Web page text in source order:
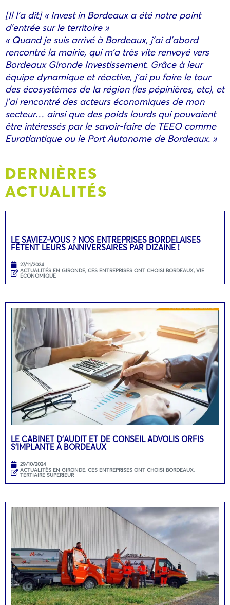
[Il l’a dit] « Invest in Bordeaux a été notre point
d’entrée sur le territoire »
« Quand je suis arrivé à Bordeaux, j’ai d’abord
rencontré la mairie, qui m’a très vite renvoyé vers
Bordeaux Gironde Investissement. Grâce à leur
équipe dynamique et réactive, j’ai pu faire le tour
des écosystèmes de la région (les pépinières, etc), et
j’ai rencontré des acteurs économiques de mon
secteur… ainsi que des poids lourds qui pouvaient
être intéressés par le savoir-faire de TEEO comme
Euratlantique ou le Port Autonome de Bordeaux. »
DERNIÈRES
ACTUALITÉS
LE SAVIEZ-VOUS ? NOS ENTREPRISES BORDELAISES
FÊTENT LEURS ANNIVERSAIRES PAR DIZAINE !
27/11/2024
ACTUALITÉS EN GIRONDE, CES ENTREPRISES ONT CHOISI BORDEAUX, VIE
ÉCONOMIQUE
LE CABINET D’AUDIT ET DE CONSEIL ADVOLIS ORFIS
S’IMPLANTE À BORDEAUX
29/10/2024
ACTUALITÉS EN GIRONDE, CES ENTREPRISES ONT CHOISI BORDEAUX,
TERTIAIRE SUPERIEUR